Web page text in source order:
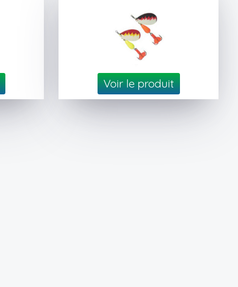
Voir le produit